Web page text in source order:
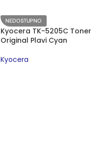
NEDOSTUPNO
Kyocera TK-5205C Toner
Original Plavi Cyan
Kyocera